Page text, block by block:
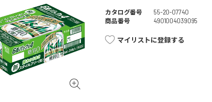
カタログ番号
55-20-07740
商品番号
4901004039095
マイリストに登録する